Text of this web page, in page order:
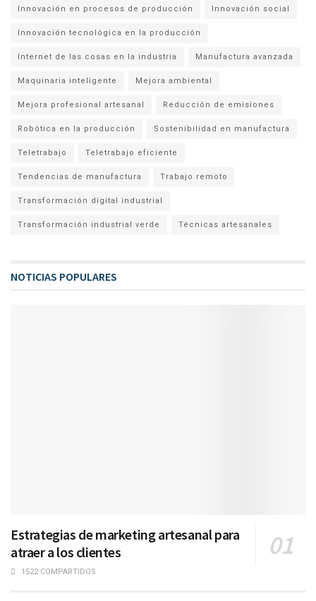
Innovación en procesos de producción Innovación social
Innovación tecnológica en la producción
Internet de las cosas en la industria Manufactura avanzada
Maquinaria inteligente Mejora ambiental
Mejora profesional artesanal Reducción de emisiones
Robótica en la producción Sostenibilidad en manufactura
Teletrabajo Teletrabajo eficiente
Tendencias de manufactura Trabajo remoto
Transformación digital industrial
Transformación industrial verde Técnicas artesanales
NOTICIAS POPULARES
Estrategias de marketing artesanal para
atraer a los clientes
1522 COMPARTIDOS